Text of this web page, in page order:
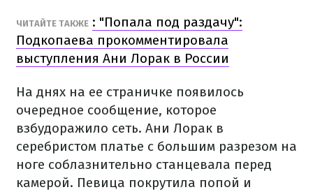
ЧИТАЙТЕ ТАКЖЕ : "Попала под раздачу":
Подкопаева прокомментировала
выступления Ани Лорак в России
На днях на ее страничке появилось
очередное сообщение, которое
взбудоражило сеть. Ани Лорак в
серебристом платье с большим разрезом на
ноге соблазнительно станцевала перед
камерой. Певица покрутила попой и